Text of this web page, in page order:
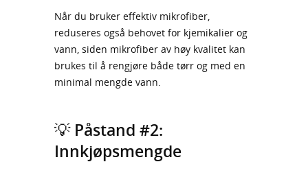
Når du bruker effektiv mikrofiber,
reduseres også behovet for kjemikalier og
vann, siden mikrofiber av høy kvalitet kan
brukes til å rengjøre både tørr og med en
minimal mengde vann.
💡 Påstand #2:
Innkjøpsmengde